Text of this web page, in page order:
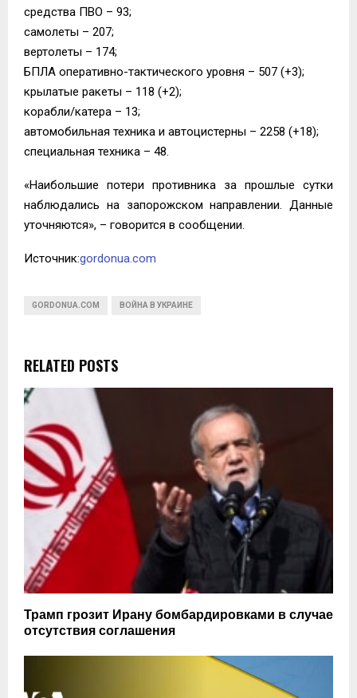
средства ПВО – 93;
самолеты – 207;
вертолеты – 174;
БПЛА оперативно-тактического уровня – 507 (+3);
крылатые ракеты – 118 (+2);
корабли/катера – 13;
автомобильная техника и автоцистерны – 2258 (+18);
специальная техника – 48.
«Наибольшие потери противника за прошлые сутки
наблюдались на запорожском направлении. Данные
уточняются», – говорится в сообщении.
Источник:gordonua.com
GORDONUA.COM ВОЙНА В УКРАИНЕ
RELATED POSTS
Трамп грозит Ирану бомбардировками в случае
отсутствия соглашения